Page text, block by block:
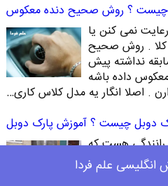
چیست ؟ روش صحیح دنده معکوس
نمی کنن یا
کلا . روش صحیح
نداشته پیش
داده باشه
. اصلا انگار یه مدل کلاس کاری…
دوبل چیست ؟ آموزش پارک دوبل
رانندگی هست که
دوبل بلد نباشه
یه جاهایی سوژه
انگلیسی علم فردا